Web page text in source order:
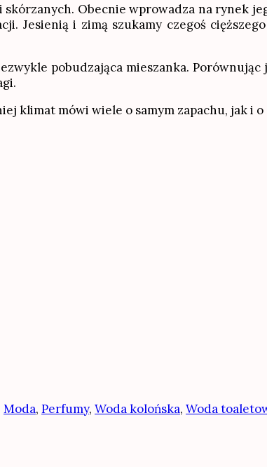
Obecnie wprowadza na rynek
Jesienią i zimą szukamy czegoś
pobudzająca mieszanka.
klimat mówi wiele o samym zapachu, jak i o
Moda, Perfumy, Woda kolońska, Woda